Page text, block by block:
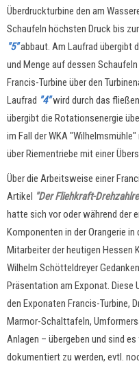
Überdruckturbine den am
Schaufeln höchsten Druck bis
"5"abbaut. Am Laufrad übergibt
und Menge auf dessen
Francis-Turbine über den
Laufrad "4"wird durch das
übergibt die Rotationsenergie
im Fall der WKA
über Riementriebe mit einer
Über die Arbeitsweise einer
Artikel "Der Fliehkraft-
hatte sich vor oder während der
Komponenten in der Orangerie
Mitarbeiter der heutigen Hessen
Wilhelm Schötteldreyer
Präsentation am Exponat. Diese
den Exponaten Francis-Turbine,
Marmor-Schalttafeln,
Anlagen – übergeben und sind
dokumentiert zu werden, evtl.